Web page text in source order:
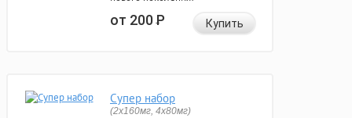
от 200Р Купить
Супер набор
(2х160мг, 4х80мг)